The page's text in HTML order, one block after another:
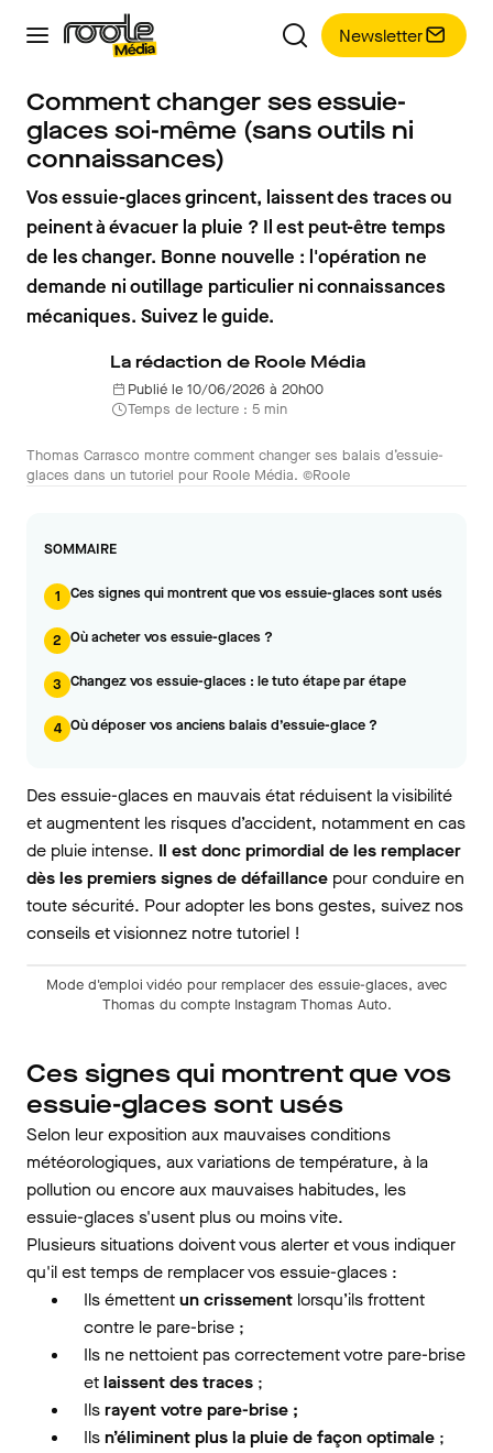
Newsletter
Comment changer ses essuie-
glaces soi-même (sans outils ni
connaissances)
Vos essuie-glaces grincent, laissent des traces ou
peinent à évacuer la pluie ? Il est peut-être temps
de les changer. Bonne nouvelle : l'opération ne
demande ni outillage particulier ni connaissances
mécaniques. Suivez le guide.
La rédaction de Roole Média
Publié le 10/06/2026 à 20h00
Temps de lecture : 5 min
Thomas Carrasco montre comment changer ses balais d’essuie-
glaces dans un tutoriel pour Roole Média. ©Roole
SOMMAIRE
1 Ces signes qui montrent que vos essuie-glaces sont usés
2 Où acheter vos essuie-glaces ?
3 Changez vos essuie-glaces : le tuto étape par étape
4 Où déposer vos anciens balais d’essuie-glace ?
Des essuie-glaces en mauvais état réduisent la visibilité
et augmentent les risques d’accident, notamment en cas
de pluie intense. Il est donc primordial de les remplacer
dès les premiers signes de défaillance pour conduire en
toute sécurité. Pour adopter les bons gestes, suivez nos
conseils et visionnez notre tutoriel !
Mode d'emploi vidéo pour remplacer des essuie-glaces, avec
Thomas du compte Instagram Thomas Auto.
Ces signes qui montrent que vos
essuie-glaces sont usés
Selon leur exposition aux mauvaises conditions
météorologiques, aux variations de température, à la
pollution ou encore aux mauvaises habitudes, les
essuie-glaces s'usent plus ou moins vite.
Plusieurs situations doivent vous alerter et vous indiquer
qu'il est temps de remplacer vos essuie-glaces :
Ils émettentun crissement lorsqu’ils frottent
contre le pare-brise ;
Ils ne nettoient pas correctement votre pare-brise
etlaissent des traces ;
Ilsrayentvotre pare-brise ;
Ilsn’éliminent plus la pluie de façon optimale ;